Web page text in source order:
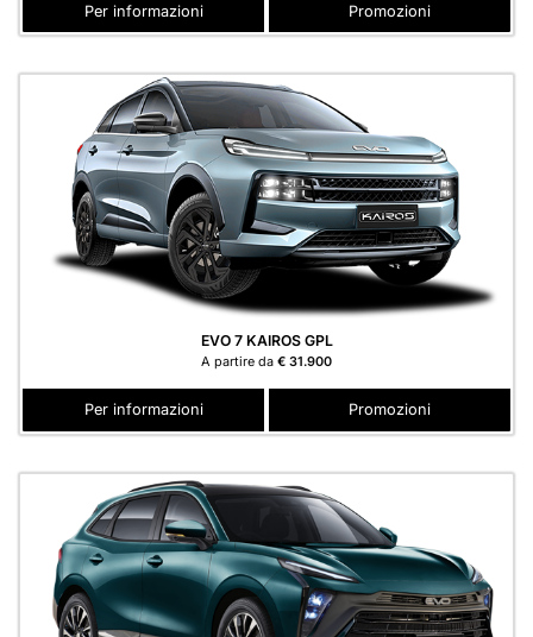
Per informazioni Promozioni
EVO 7 KAIROS GPL
A partire da € 31.900
Per informazioni Promozioni